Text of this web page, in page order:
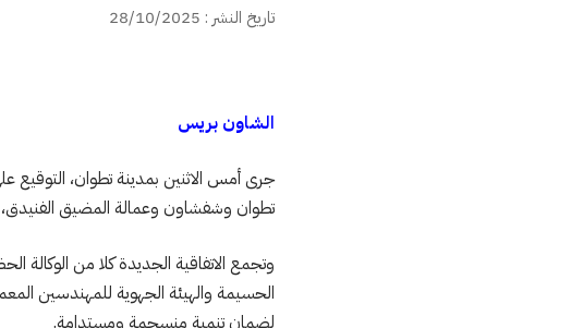
تاريخ النشر : 28/10/2025
الشاون بريس
جرى أمس الاثنين بمدينة تطوان، التوقيع
تطوان وشفشاون وعمالة المضيق الفنيدق،
وتجمع الاتفاقية الجديدة كلا من الوكالة
الحسيمة والهيئة الجهوية للمهندسين
لضمان تنمية منسجمة ومستدامة.